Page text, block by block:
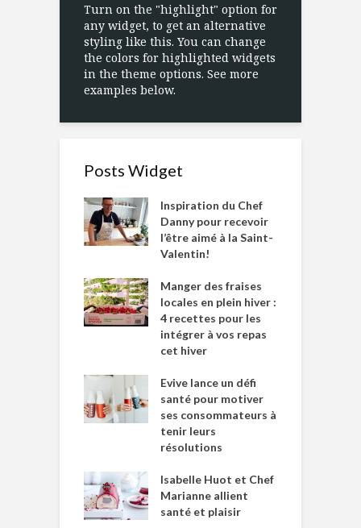
Turn on the "highlight" option for
any widget, to get an alternative
styling like this. You can change
the colors for highlighted widgets
in the theme options. See more
examples below.
Posts Widget
Inspiration du Chef
Danny pour recevoir
l’être aimé à la Saint-
Valentin!
Manger des fraises
locales en plein hiver :
4 recettes pour les
intégrer à vos repas
cet hiver
Evive lance un défi
santé pour motiver
ses consommateurs à
tenir leurs
résolutions
Isabelle Huot et Chef
Marianne allient
santé et plaisir